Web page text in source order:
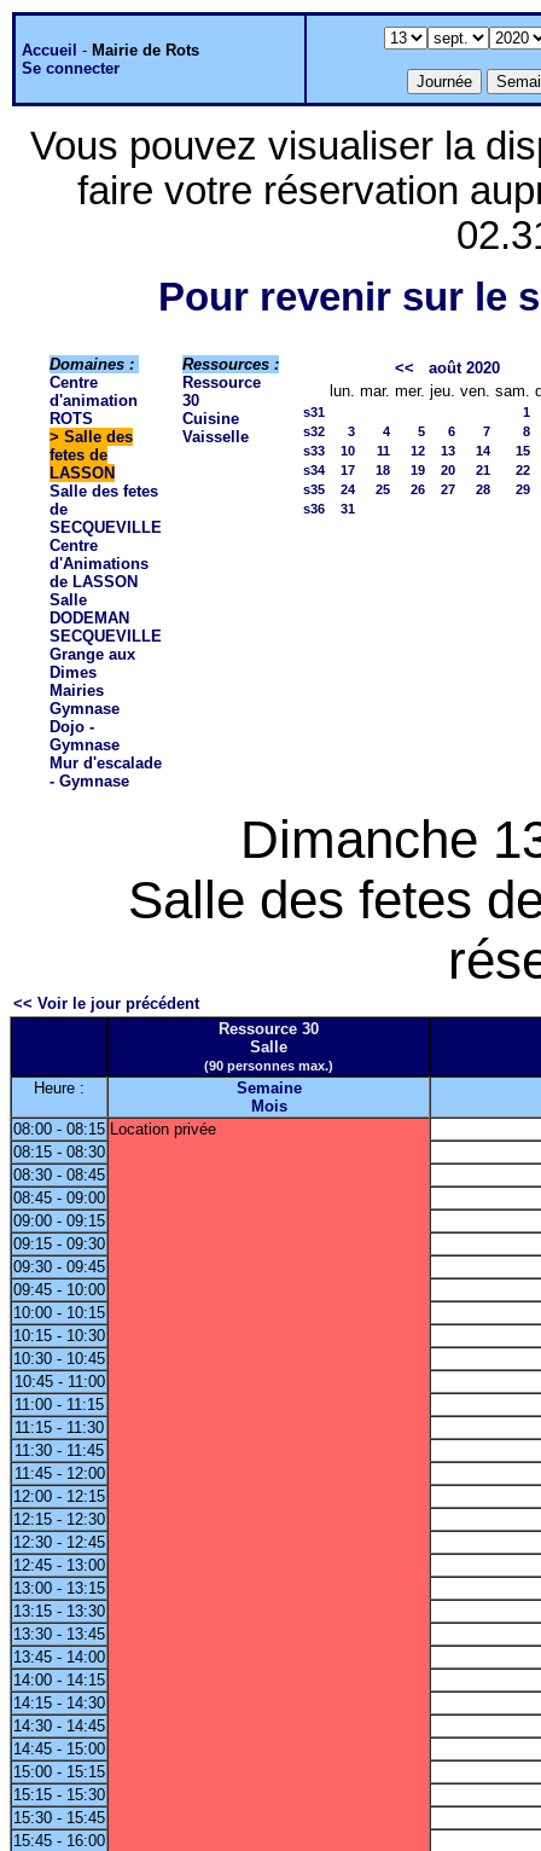
Accueil - Mairie de Rots
Se connecter
Vous pouvez visualiser la
faire votre réservation
Pour revenir sur le
Domaines :
Centre
d'animation
ROTS
> Salle des
fetes de
LASSON
Salle des fetes
de
SECQUEVILLE
Centre
d'Animations
de LASSON
Salle
DODEMAN
SECQUEVILLE
Grange aux
Dimes
Mairies
Gymnase
Dojo -
Gymnase
Mur d'escalade
- Gymnase
Ressources :
Ressource
30
Cuisine
Vaisselle
<<
août 2020
lun. mar. mer. jeu. ven. sam.
s31
1
s32
3 4 5 6 7
8
s33
10 11 12 13 14
15
s34
17 18 19 20 21
22
s35
24 25 26 27 28
29
s36
31
Dimanche
Salle des fetes
<< Voir le jour précédent
Ressource 30
Salle
(90 personnes max.)
Heure :
Semaine
Mois
08:00 - 08:15
Location privée
08:15 - 08:30
08:30 - 08:45
08:45 - 09:00
09:00 - 09:15
09:15 - 09:30
09:30 - 09:45
09:45 - 10:00
10:00 - 10:15
10:15 - 10:30
10:30 - 10:45
10:45 - 11:00
11:00 - 11:15
11:15 - 11:30
11:30 - 11:45
11:45 - 12:00
12:00 - 12:15
12:15 - 12:30
12:30 - 12:45
12:45 - 13:00
13:00 - 13:15
13:15 - 13:30
13:30 - 13:45
13:45 - 14:00
14:00 - 14:15
14:15 - 14:30
14:30 - 14:45
14:45 - 15:00
15:00 - 15:15
15:15 - 15:30
15:30 - 15:45
15:45 - 16:00